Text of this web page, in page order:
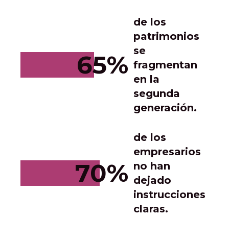
65%
de los
patrimonios
se
fragmentan
en la
segunda
generación.
70%
de los
empresarios
no han
dejado
instrucciones
claras.